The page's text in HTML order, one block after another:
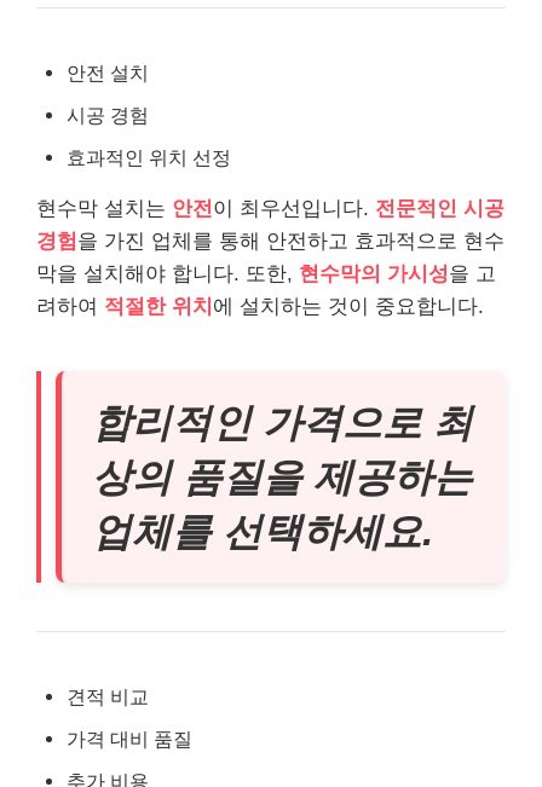
안전 설치
시공 경험
효과적인 위치 선정
현수막 설치는 안전 이 최우선입니다. 전문적인 시공
경험을 가진 업체를 통해 안전하고 효과적으로 현수
막을 설치해야 합니다. 또한, 현수막의 가시성을 고
려하여 적절한 위치 에 설치하는 것이 중요합니다.
합리적인 가격으로 최
상의 품질을 제공하는
업체를 선택하세요.
견적 비교
가격 대비 품질
추가 비용